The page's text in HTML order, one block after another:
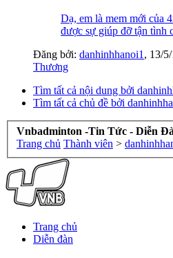
Dạ, em là mem mới của
được sự giúp đỡ tận tình
Đăng bởi: danhinhhanoi1 , 13/
Thương
Tìm tất cả nội dung bởi
Tìm tất cả chủ đề bởi
Vnbadminton -Tin Tức - Diễn
Trang chủ Thành viên >
Trang chủ
Diễn đàn